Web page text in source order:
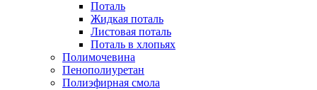
Поталь
Жидкая поталь
Листовая поталь
Поталь в хлопьях
Полимочевина
Пенополиуретан
Полиэфирная смола